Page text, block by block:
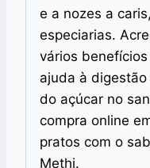
e a nozes a
especiarias.
vários
ajuda à
do açúcar no
compra online
pratos com o
Methi.